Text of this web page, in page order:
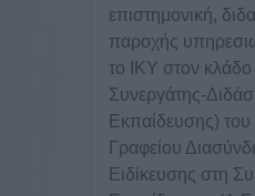
επιστημονική,
παροχής
το ΙΚΥ στον κλάδο
Συνεργάτης-
Εκπαίδευσης)
Γραφείου
Ειδίκευσης στη